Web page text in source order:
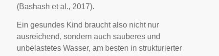
(Bashash et al., 2017).
Ein gesundes Kind braucht also nicht nur
ausreichend, sondern auch sauberes und
unbelastetes Wasser, am besten in strukturierter